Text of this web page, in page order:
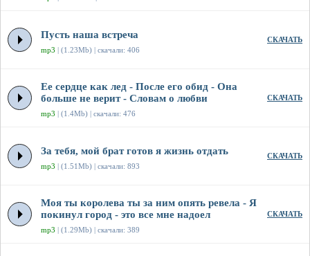
Пусть наша встреча
mp3 | (1.23Mb) | скачали: 406
СКАЧАТЬ
Ее сердце как лед - После его обид - Она
больше не верит - Словам о любви
mp3 | (1.4Mb) | скачали: 476
СКАЧАТЬ
За тебя, мой брат готов я жизнь отдать
mp3 | (1.51Mb) | скачали: 893
СКАЧАТЬ
Моя ты королева ты за ним опять ревела - Я
покинул город - это все мне надоел
mp3 | (1.29Mb) | скачали: 389
СКАЧАТЬ